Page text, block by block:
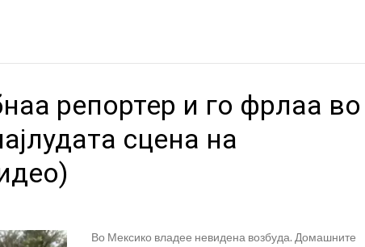
репортер и го фрлаа во
сцена на
Во Мексико владее невидена возбуда. Домашните